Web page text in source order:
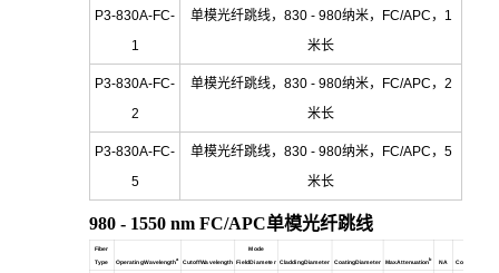
P3-830A-FC-
1
单模光纤跳线，830 - 980纳米，FC/APC，1
米长
P3-830A-FC-
2
单模光纤跳线，830 - 980纳米，FC/APC，2
米长
P3-830A-FC-
5
单模光纤跳线，830 - 980纳米，FC/APC，5
米长
980 - 1550 nm FC/APC单模光纤跳线
Fiber
Type OperatingWavelengtha CutoffWavelength
Mode
FieldDiameter CladdingDiameter CoatingDiameter MaxAttenuationb NA Connectors